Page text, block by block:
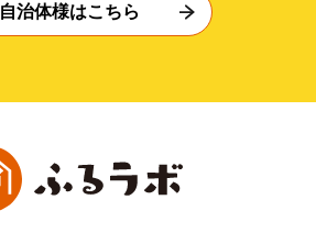
自治体様はこちら